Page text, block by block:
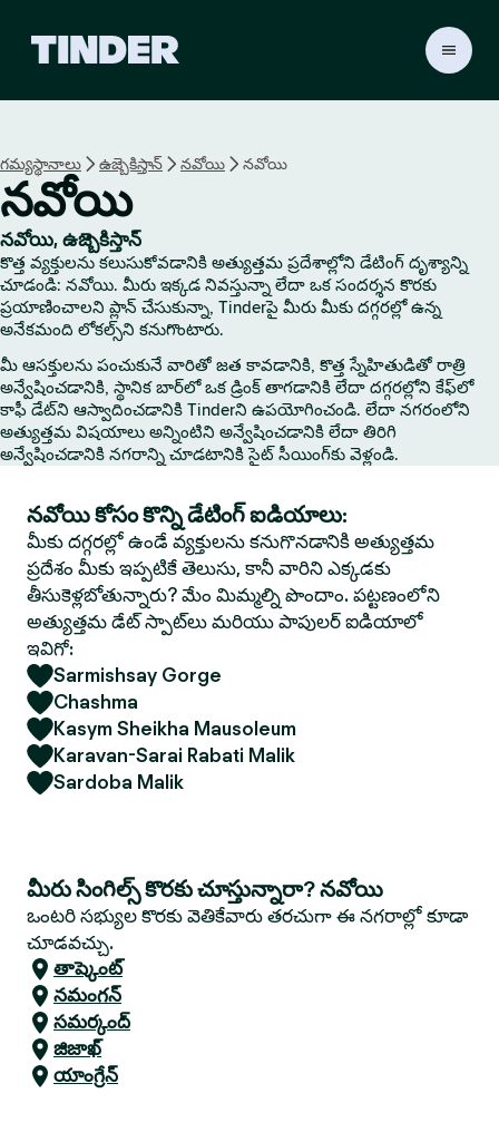
r
గమ్యస్థానాలు ఉజ్బెకిస్తాన్ నవోయి నవోయి
నవోయి
నవోయి, ఉజ్బెకిస్తాన్
కొత్త వ్యక్తులను కలుసుకోవడానికి అత్యుత్తమ ప్రదేశాల్లోని డేటింగ్ దృశ్యాన్ని
చూడండి: నవోయి. మీరు ఇక్కడ నివస్తున్నా లేదా ఒక సందర్శన కొరకు
ప్రయాణించాలని ప్లాన్ చేసుకున్నా, Tinderపై మీరు మీకు దగ్గరల్లో ఉన్న
అనేకమంది లోకల్స్‌ని కనుగొంటారు.
మీ ఆసక్తులను పంచుకునే వారితో జత కావడానికి, కొత్త స్నేహితుడితో రాత్రి
అన్వేషించడానికి, స్థానిక బార్‌లో ఒక డ్రింక్ తాగడానికి లేదా దగ్గరల్లోని కేఫ్‌లో
కాఫీ డేట్‌ని ఆస్వాదించడానికి Tinderని ఉపయోగించండి. లేదా నగరంలోని
అత్యుత్తమ విషయాలు అన్నింటిని అన్వేషించడానికి లేదా తిరిగి
అన్వేషించడానికి నగరాన్ని చూడటానికి సైట్ సీయింగ్‌కు వెళ్లండి.
నవోయి కోసం కొన్ని డేటింగ్ ఐడియాలు:
మీకు దగ్గరల్లో ఉండే వ్యక్తులను కనుగొనడానికి అత్యుత్తమ
ప్రదేశం మీకు ఇప్పటికే తెలుసు, కానీ వారిని ఎక్కడకు
తీసుకెళ్లబోతున్నారు? మేం మిమ్మల్ని పొందాం. పట్టణంలోని
అత్యుత్తమ డేట్ స్పాట్‌లు మరియు పాపులర్ ఐడియాలో
ఇవిగో:
Sarmishsay Gorge
Chashma
Kasym Sheikha Mausoleum
Karavan-Sarai Rabati Malik
Sardoba Malik
మీరు సింగిల్స్ కొరకు చూస్తున్నారా? నవోయి
ఒంటరి సభ్యుల కొరకు వెతికేవారు తరచుగా ఈ నగరాల్లో కూడా
చూడవచ్చు.
తాష్కెంట్
నమంగన్
సమర్కంద్
జిజాఖ్
యాంగ్రేన్